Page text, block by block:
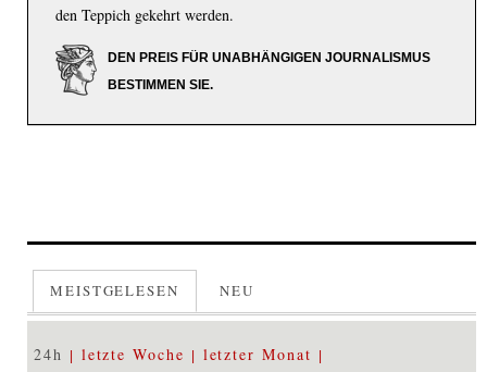
den Teppich gekehrt werden.
DEN PREIS FÜR UNABHÄNGIGEN JOURNALISMUS
BESTIMMEN SIE.
MEISTGELESEN NEU
24h letzte Woche letzter Monat